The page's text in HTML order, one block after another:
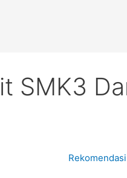
SMK3